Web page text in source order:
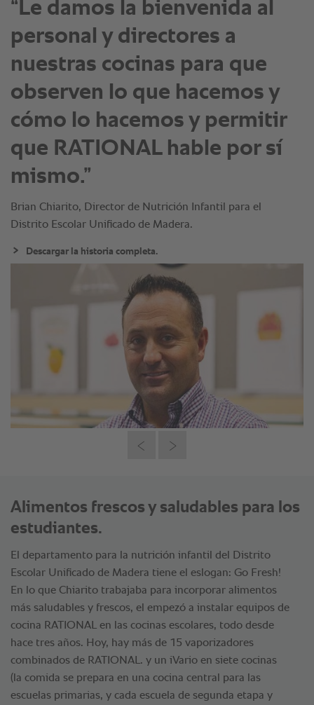
“Le damos la bienvenida al
personal y directores a
nuestras cocinas para que
observen lo que hacemos y
cómo lo hacemos y permitir
que RATIONAL hable por sí
mismo.”
Brian Chiarito, Director de Nutrición Infantil para el
Distrito Escolar Unificado de Madera.
Descargar la historia completa.
Alimentos frescos y saludables para los
estudiantes.
El departamento para la nutrición infantil del Distrito
Escolar Unificado de Madera tiene el eslogan: Go Fresh!
En lo que Chiarito trabajaba para incorporar alimentos
más saludables y frescos, el empezó a instalar equipos de
cocina RATIONAL en las cocinas escolares, todo desde
hace tres años. Hoy, hay más de 15 vaporizadores
combinados de RATIONAL. y un iVario en siete cocinas
(la comida se prepara en una cocina central para las
escuelas primarias, y cada escuela de segunda etapa y